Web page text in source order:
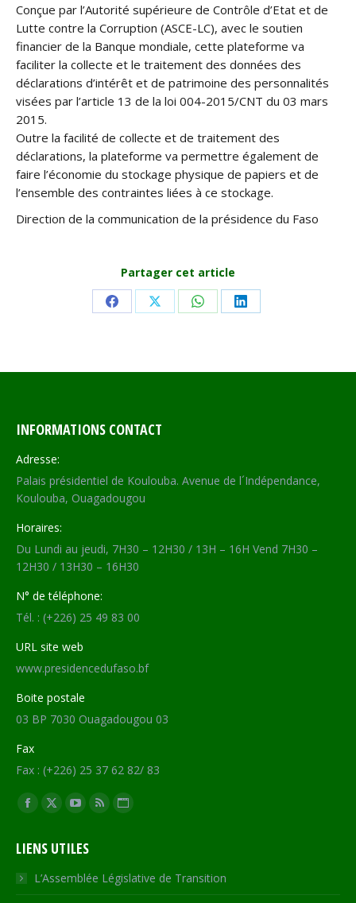
Conçue par l’Autorité supérieure de Contrôle d’Etat et de
Lutte contre la Corruption (ASCE-LC), avec le soutien
financier de la Banque mondiale, cette plateforme va
faciliter la collecte et le traitement des données des
déclarations d’intérêt et de patrimoine des personnalités
visées par l’article 13 de la loi 004-2015/CNT du 03 mars
2015.
Outre la facilité de collecte et de traitement des
déclarations, la plateforme va permettre également de
faire l’économie du stockage physique de papiers et de
l’ensemble des contraintes liées à ce stockage.
Direction de la communication de la présidence du Faso
Partager cet article
Share Share Share Share
INFORMATIONS CONTACT
Adresse:
Palais présidentiel de Koulouba. Avenue de l´Indépendance,
Koulouba, Ouagadougou
Horaires:
Du Lundi au jeudi, 7H30 – 12H30 / 13H – 16H Vend 7H30 –
12H30 / 13H30 – 16H30
N° de téléphone:
Tél. : (+226) 25 49 83 00
URL site web
www.presidencedufaso.bf
Boite postale
03 BP 7030 Ouagadougou 03
Fax
Fax : (+226) 25 37 62 82/ 83
Trouvez nous sur :
Facebook
opens
in
new
X
opens
in
new
YouTube
opens
in
new
RSS
in
new
Site
opens
in
LIENS UTILES
L’Assemblée Législative de Transition